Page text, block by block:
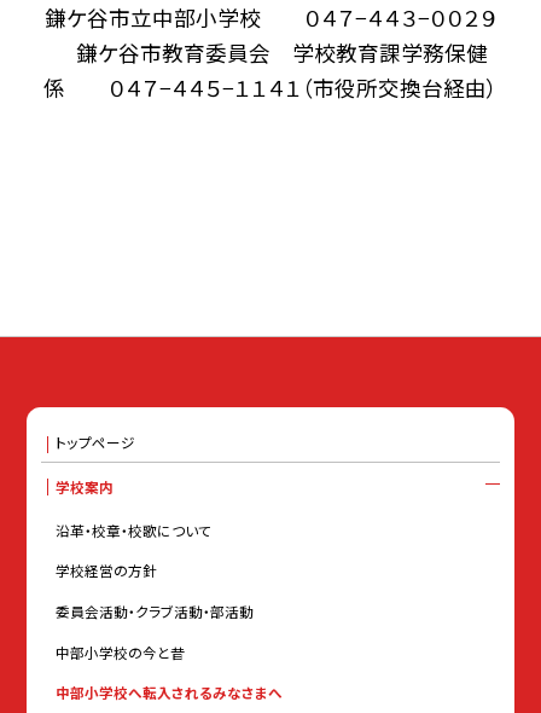
鎌ケ谷市立中部小学校 ０４７−４４３−００２９
鎌ケ谷市教育委員会 学校教育課学務保健
係 ０４７−４４５−１１４１（市役所交換台経由）
トップページ
学校案内
沿革・校章・校歌について
学校経営の方針
委員会活動・クラブ活動・部活動
中部小学校の今と昔
中部小学校へ転入されるみなさまへ